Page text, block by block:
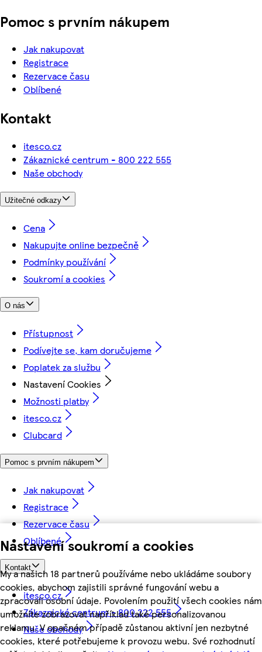
Nastavení soukromí a cookies
My a našich 18 partnerů používáme nebo ukládáme soubory
cookies, abychom zajistili správné fungování webu a
zpracovali osobní údaje. Povolením použití všech cookies nám
umožníte zobrazovat například také personalizovanou
reklamu. V opačném případě zůstanou aktivní jen nezbytné
cookies, které potřebujeme k provozu webu. Své rozhodnutí
Pomoc s prvním nákupem
Jak nakupovat
Registrace
Rezervace času
Oblíbené
Kontakt
itesco.cz
Zákaznické centrum - 800 222 555
Naše obchody
Užitečné odkazy
Cena
Nakupujte online bezpečně
Podmínky používání
Soukromí a cookies
O nás
Přístupnost
Podívejte se, kam doručujeme
Poplatek za službu
Nastavení Cookies
Možnosti platby
itesco.cz
Clubcard
Pomoc s prvním nákupem
Jak nakupovat
Registrace
Rezervace času
Oblíbené
Kontakt
itesco.cz
Zákaznické centrum - 800 222 555
Naše obchody